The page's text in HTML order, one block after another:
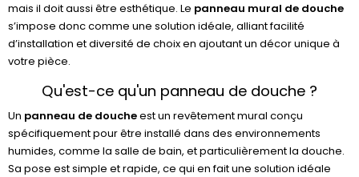
mais il doit aussi être esthétique. Le panneau mural de douche
s’impose donc comme une solution idéale, alliant facilité
d’installation et diversité de choix en ajoutant un décor unique à
votre pièce.
Qu'est-ce qu'un panneau de douche ?
Un panneau de doucheest un revêtement mural conçu
spécifiquement pour être installé dans des environnements
humides, comme la salle de bain, et particulièrement la douche.
Sa pose est simple et rapide, ce qui en fait une solution idéale